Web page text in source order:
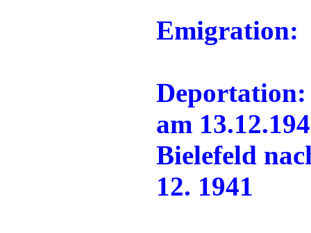
Emigration:
Deportation:
am
Bielefeld
12. 1941